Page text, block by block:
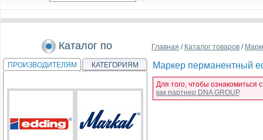
Каталог по
ПРОИЗВОДИТЕЛЯМ КАТЕГОРИЯМ
Главная / Каталог товаров /
Маркер перманентный
Для того, чтобы
как партнер DNA GROUP.